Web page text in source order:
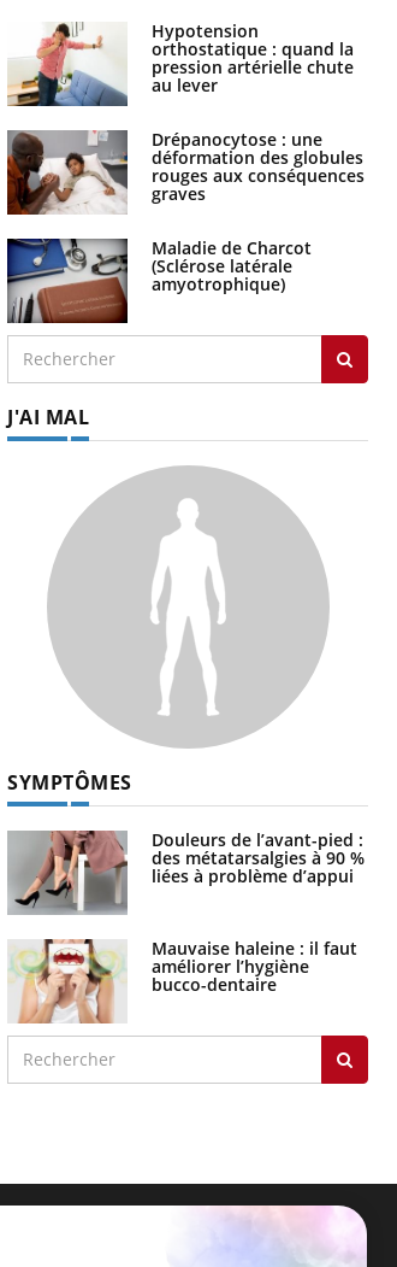
Comment oublier les écrans en
vacances ?
Hypotension
orthostatique : quand la
pression artérielle chute
au lever
Drépanocytose : une
déformation des globules
rouges aux conséquences
graves
Maladie de Charcot
(Sclérose latérale
amyotrophique)
J'AI MAL
SYMPTÔMES
Douleurs de l’avant-pied :
des métatarsalgies à 90 %
liées à problème d’appui
Mauvaise haleine : il faut
améliorer l’hygiène
bucco-dentaire